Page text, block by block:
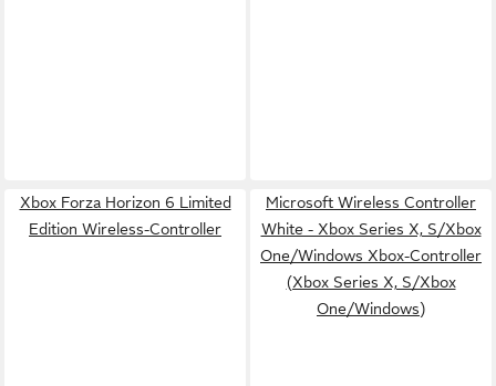
Xbox Forza Horizon 6 Limited
Edition Wireless-Controller
Microsoft Wireless Controller
White - Xbox Series X, S/Xbox
One/Windows Xbox-Controller
(Xbox Series X, S/Xbox
One/Windows)